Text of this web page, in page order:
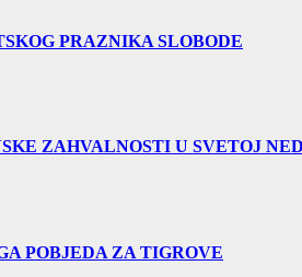
PRAZNIKA SLOBODE
ZAHVALNOSTI U SVETOJ
POBJEDA ZA TIGROVE